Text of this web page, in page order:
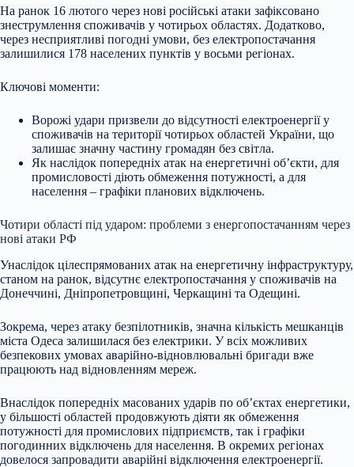
На ранок 16 лютого через нові російські атаки зафіксовано
знеструмлення споживачів у чотирьох областях. Додатково,
через несприятливі погодні умови, без електропостачання
залишилися 178 населених пунктів у восьми регіонах.
Ключові моменти:
Ворожі удари призвели до відсутності електроенергії у
споживачів на території чотирьох областей України, що
залишає значну частину громадян без світла.
Як наслідок попередніх атак на енергетичні об’єкти, для
промисловості діють обмеження потужності, а для
населення – графіки планових відключень.
Чотири області під ударом: проблеми з енергопостачанням через
нові атаки РФ
Унаслідок цілеспрямованих атак на енергетичну інфраструктуру,
станом на ранок, відсутнє електропостачання у споживачів на
Донеччині, Дніпропетровщині, Черкащині та Одещині.
Зокрема, через атаку безпілотників, значна кількість мешканців
міста Одеса залишилася без електрики. У всіх можливих
безпекових умовах аварійно-відновлювальні бригади вже
працюють над відновленням мереж.
Внаслідок попередніх масованих ударів по об’єктах енергетики,
у більшості областей продовжують діяти як обмеження
потужності для промислових підприємств, так і графіки
погодинних відключень для населення. В окремих регіонах
довелося запровадити аварійні відключення електроенергії.